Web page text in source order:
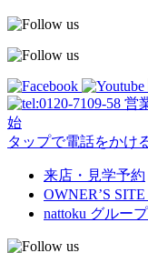
営
始
タップで電話をかけ
来店・見学予約
OWNER’S
nattoku グルー